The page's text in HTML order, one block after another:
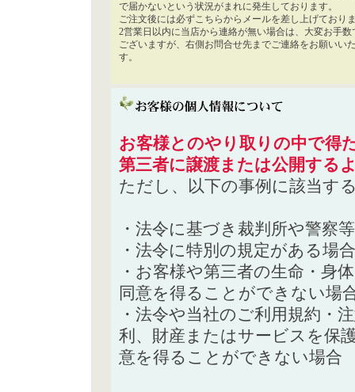
で届かないという状況がまれに発生しております。
ご注文後には必ずこちらからメールを差し上げており
2営業日以内に当店から連絡が無い場合は、大変お手数
ございますが、右側お問合せ先までご連絡をお願いい
す。
お客様とのやり取りの中で得
第三者に譲渡または公開する
ただし、以下の事例に該当す
・法令に基づき裁判所や警察
・法令に特別の規定がある場合
・お客様や第三者の生命・身
同意を得ることができない場
・法令や当社のご利用規約・
利、財産またはサービスを保
意を得ることができない場合